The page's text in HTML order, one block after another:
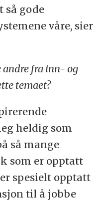
så gode
våre, sier
fra inn- og
temaet?
heldig som
så mange
som er opptatt
spesielt opptatt
til å jobbe